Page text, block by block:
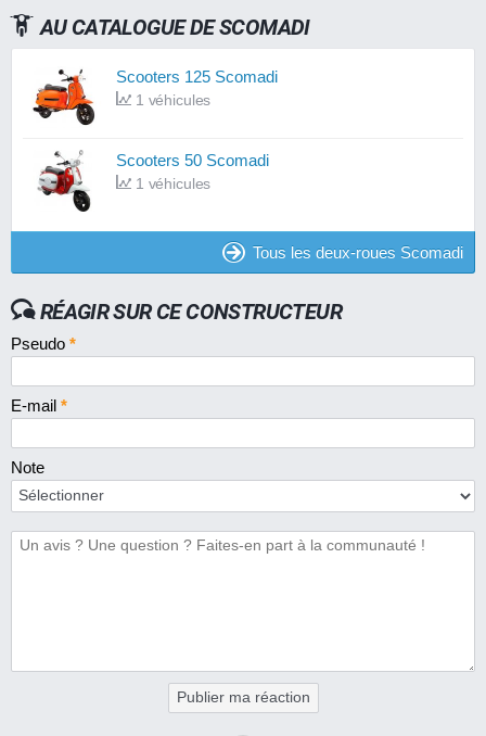
AU CATALOGUE DE SCOMADI
Scooters 125 Scomadi
1 véhicules
Scooters 50 Scomadi
1 véhicules
Tous les deux-roues Scomadi
RÉAGIR SUR CE CONSTRUCTEUR
Pseudo *
E-mail *
Note
Publier ma réaction